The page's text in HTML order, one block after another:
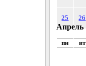
25 26
Апрель
пн вт